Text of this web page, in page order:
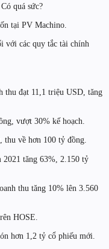
quá sức?
tại PV Machino.
với các quy tắc tài chính
thu đạt 11,1 triệu USD, tăng
vượt 30% kế hoạch.
thu về hơn 100 tỷ đồng.
2021 tăng 63%, 2.150 tỷ
thu tăng 10% lên 3.560
HOSE.
hơn 1,2 tỷ cổ phiếu mới.